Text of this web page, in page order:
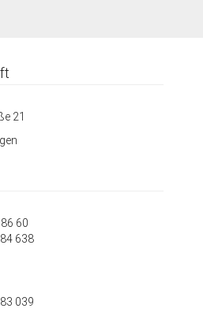
21
60
638
039